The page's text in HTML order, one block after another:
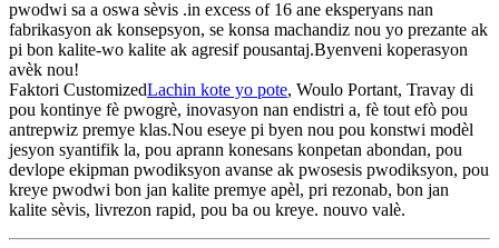
pwodwi sa a oswa sèvis .in excess of 16 ane eksperyans nan
fabrikasyon ak konsepsyon, se konsa machandiz nou yo prezante ak
pi bon kalite-wo kalite ak agresif pousantaj.Byenveni koperasyon
avèk nou!
Faktori CustomizedLachin kote yo pote, Woulo Portant, Travay di
pou kontinye fè pwogrè, inovasyon nan endistri a, fè tout efò pou
antrepwiz premye klas.Nou eseye pi byen nou pou konstwi modèl
jesyon syantifik la, pou aprann konesans konpetan abondan, pou
devlope ekipman pwodiksyon avanse ak pwosesis pwodiksyon, pou
kreye pwodwi bon jan kalite premye apèl, pri rezonab, bon jan
kalite sèvis, livrezon rapid, pou ba ou kreye. nouvo valè.